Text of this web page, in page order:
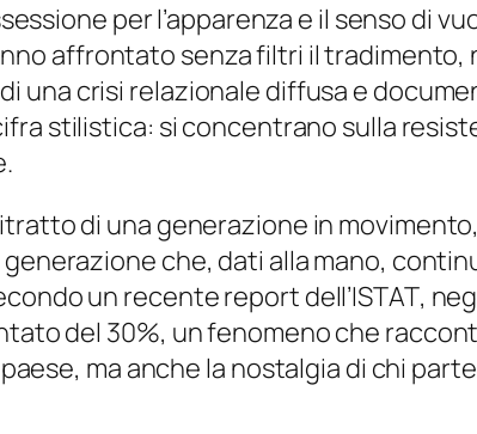
per l’apparenza e il senso di
affrontato senza filtri il tradimento,
crisi relazionale diffusa e
stilistica: si concentrano sulla
di una generazione in
che, dati alla mano,
un recente report dell’ISTAT,
del 30%, un fenomeno che
ma anche la nostalgia di chi